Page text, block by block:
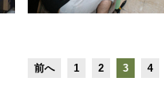
前へ 1 2 3 4